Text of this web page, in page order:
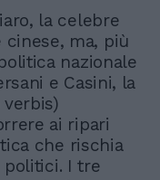
la celebre
cinese, ma, più
nazionale
e Casini, la
ai ripari
che rischia
politici. I tre